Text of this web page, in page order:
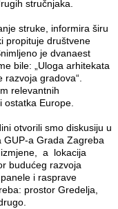
stručnjaka.
struke, informira širu
propituje društvene
je dvanaest
bile: „Uloga arhitekata
razvoja gradova“.
relevantnih
ostatka Europe.
otvorili smo diskusiju u
GUP-a Grada Zagreba
izmjene, a lokacija
budućeg razvoja
i rasprave
prostor Gredelja,